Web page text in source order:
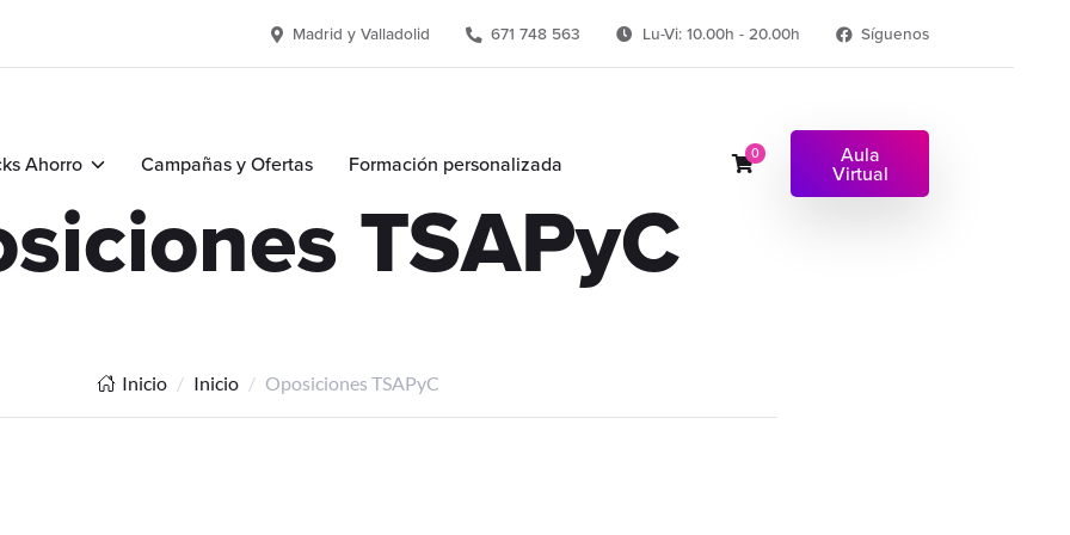
Madrid y Valladolid 671 748 563 Lu-Vi: 10.00h - 20.00h Síguenos
Ahorro Campañas y Ofertas Formación personalizada 0 Aula
Virtual
TSAPyC
Inicio Inicio Oposiciones TSAPyC